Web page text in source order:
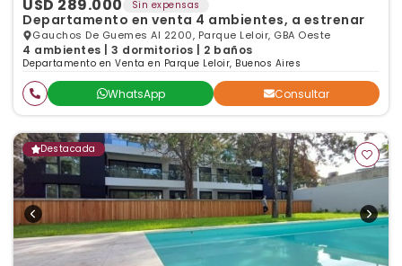
USD 289.000 Sin expensas
Departamento en venta 4 ambientes, a estrenar
Gauchos De Guemes Al 2200, Parque Leloir, GBA Oeste
4 ambientes | 3 dormitorios | 2 baños
Departamento en Venta en Parque Leloir, Buenos Aires
WhatsApp Consultar
Destacada